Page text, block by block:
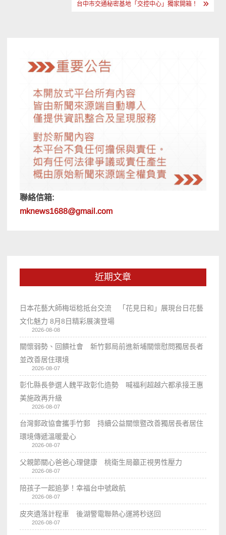
台中市交通秘密基地「交控中心」獨家開箱！
聯絡信箱:
mknews1688@gmail.com
近期文章
日本花藝大師梅垣稔抵台交流 「花見日和」展現台日花藝
文化魅力 8月8日精彩展演登場
2026-08-08
關懷弱勢、回饋社會 新竹郵局前進新埔關懷慰問獨居長者
並改善居住環境
2026-08-07
彰化縣長參選人魏平政彰化造勢 喊福利超越六都承接王惠
美施政再升級
2026-08-07
台灣郵政協會攜手竹郵 持續公益關懷暨改善獨居長者居住
環境傳遞溫暖愛心
2026-08-07
父親節關心爸爸心理健康 桃衛生局籲正視男性壓力
2026-08-07
陪孩子一起追夢！幸福台中號啟航
2026-08-07
皮夾遺落計程車 後湖警電聯熱心運將秒送回
2026-08-07